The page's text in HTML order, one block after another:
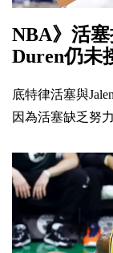
NBA》活
Duren仍未
底特律活塞與
因為活塞缺乏努